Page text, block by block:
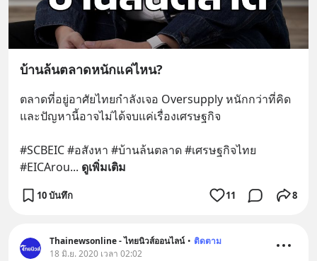
บ้านล้นตลาดหนักแค่ไหน?
ตลาดที่อยู่อาศัยไทยกำลังเจอ Oversupply หนักกว่าที่คิด
และปัญหานี้อาจไม่ได้จบแค่เรื่องเศรษฐกิจ
#SCBEIC #อสังหา #บ้านล้นตลาด #เศรษฐกิจไทย
#EICArou... ดูเพิ่มเติม
10 บันทึก 11 8
Thainewsonline - ไทยนิวส์ออนไลน์ • ติดตาม
18 มิ.ย. 2020 เวลา 02:02